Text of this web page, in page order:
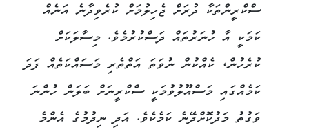
ސްކްރީންތަކާ ދުރަށް ޖެހިލުމަށް ކުރެވިދާނެ އަނެއް
ކަމަކީ އާ ހުނަރުތައް ދަސްކުރުމެވެ. މިސާލަކަށް
ކުރެހުން، ކެއްކުން ނުވަތަ އަތްތެރި މަސައްކަތެއް ފަދަ
ކަމެއްގައި މަސްއޫލުވުމަކީ ސްކްރީނަށް ބަލަން ހުންނަ
ވަގުތު މަދުކޮށްދޭނެ ކަމެކެވެ. އަދި ނިދުމުގެ އެންމެ